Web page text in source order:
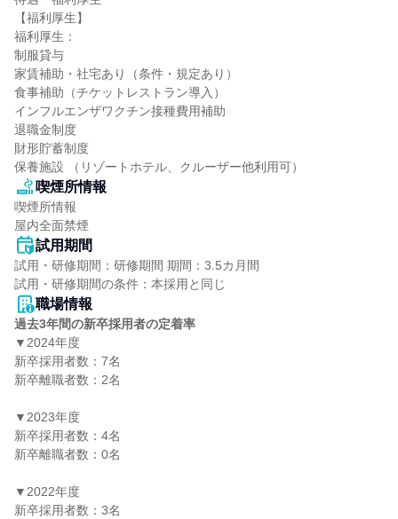
【福利厚生】
福利厚生：
制服貸与
家賃補助・社宅あり（条件・規定あり）
食事補助（チケットレストラン導入）
インフルエンザワクチン接種費用補助
退職金制度
財形貯蓄制度
保養施設 （リゾートホテル、クルーザー他利用可）
喫煙所情報
喫煙所情報
屋内全面禁煙
試用期間
試用・研修期間：研修期間 期間：3.5カ月間
職場情報
過去3年間の新卒採用者の定着率
▼2024年度
新卒採用者数：7名
新卒離職者数：2名
▼2023年度
新卒採用者数：4名
新卒離職者数：0名
▼2022年度
新卒採用者数：3名